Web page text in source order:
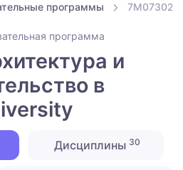
программы 7M07302
программа
и
в
Дисциплины 30